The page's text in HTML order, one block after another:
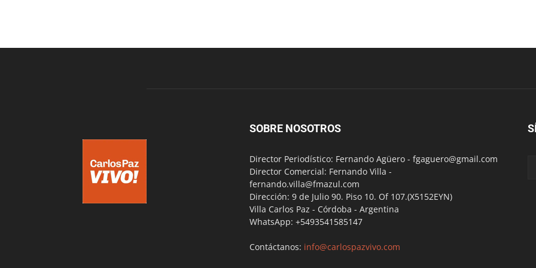
SOBRE NOSOTROS
Director Periodístico: Fernando Agüero - fgaguero@gmail.com
Director Comercial: Fernando Villa -
fernando.villa@fmazul.com
Dirección: 9 de Julio 90. Piso 10. Of 107.(X5152EYN)
Villa Carlos Paz - Córdoba - Argentina
WhatsApp: +5493541585147
Contáctanos: info@carlospazvivo.com